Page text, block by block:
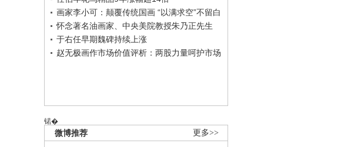
画家李小可：颠覆传统国画 “以满求空”不留白
怀念著名油画家、中央美院教授朱乃正先生
于右任早期魏碑持续上涨
赵无极画作市场价值评析：两股力量呵护市场
锘�
更多>>
微博推荐